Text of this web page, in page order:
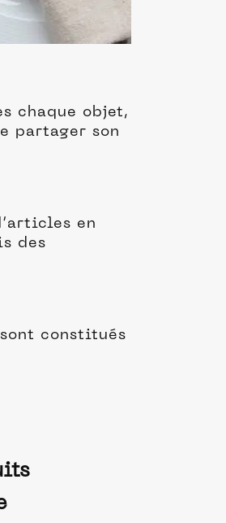
chaque objet,
partager son
en
des
constitués